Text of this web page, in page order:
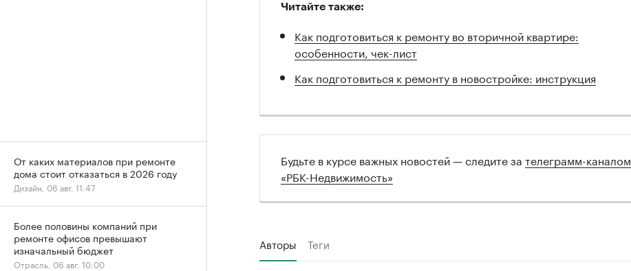
Читайте также:
Как подготовиться к ремонту во вторичной квартире:
особенности, чек-лист
Как подготовиться к ремонту в новостройке: инструкция
Будьте в курсе важных новостей — следите за телеграмм-каналом
«РБК-Недвижимость»
Авторы Теги
От каких материалов при ремонте
дома стоит отказаться в 2026 году
Дизайн, 06 авг, 11:47
Более половины компаний при
ремонте офисов превышают
изначальный бюджет
Отрасль, 06 авг, 10:00